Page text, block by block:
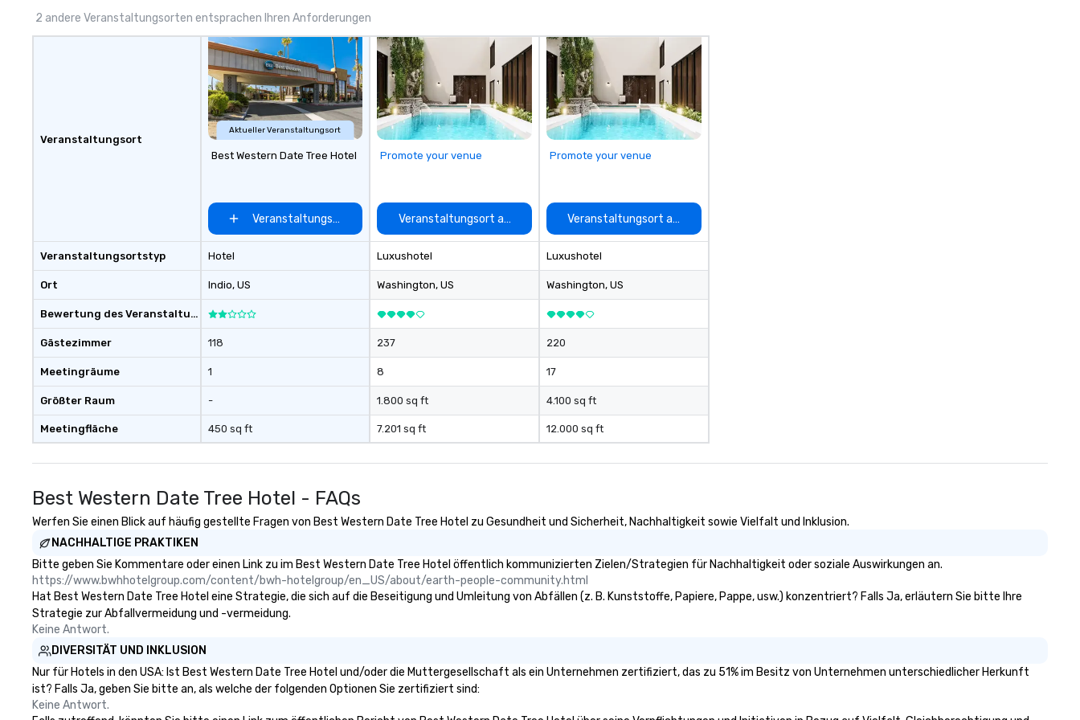
roadside food halls in Southern
France. It’s shared mussels and a
beer in the afternoon and it’s a
burger and two martinis at night.
It’s sensible, unpretentious, and
totally chic. Warm, charming, and
dining spaces are ideal for
dining, and more. We look forward
to welcoming you!
2 andere Veranstaltungsorten entsprachen Ihren Anforderungen
Veranstaltungsort
Veranstaltungsortstyp
Ort
Bewertung des Veranstaltungsortes
Gästezimmer
Meetingräume
Größter Raum
Meetingfläche
Aktueller Veranstaltungsort
Best Western Date Tree Hotel
Veranstaltungsort auswählen
Hotel
Indio, US
118
1
-
450 sq ft
Promote your venue
Veranstaltungsort auswählen
Luxushotel
Washington, US
237
8
1.800 sq ft
7.201 sq ft
Promote your venue
Veranstaltungsort auswählen
Luxushotel
Washington, US
220
17
4.100 sq ft
12.000 sq ft
Best Western Date Tree Hotel - FAQs
Werfen Sie einen Blick auf häufig gestellte Fragen von Best Western Date Tree Hotel zu Gesundheit und Sicherheit, Nachhaltigkeit sowie Vielfalt und Inklusion.
NACHHALTIGE PRAKTIKEN
Bitte geben Sie Kommentare oder einen Link zu im Best Western Date Tree Hotel öffentlich kommunizierten Zielen/Strategien für Nachhaltigkeit oder soziale Auswirkungen an.
https://www.bwhhotelgroup.com/content/bwh-hotelgroup/en_US/about/earth-people-community.html
Hat Best Western Date Tree Hotel eine Strategie, die sich auf die Beseitigung und Umleitung von Abfällen (z. B. Kunststoffe, Papiere, Pappe, usw.) konzentriert? Falls Ja, erläutern Sie bitte Ihre
Strategie zur Abfallvermeidung und -vermeidung.
Keine Antwort.
DIVERSITÄT UND INKLUSION
Nur für Hotels in den USA: Ist Best Western Date Tree Hotel und/oder die Muttergesellschaft als ein Unternehmen zertifiziert, das zu 51% im Besitz von Unternehmen unterschiedlicher Herkunft
ist? Falls Ja, geben Sie bitte an, als welche der folgenden Optionen Sie zertifiziert sind:
Keine Antwort.